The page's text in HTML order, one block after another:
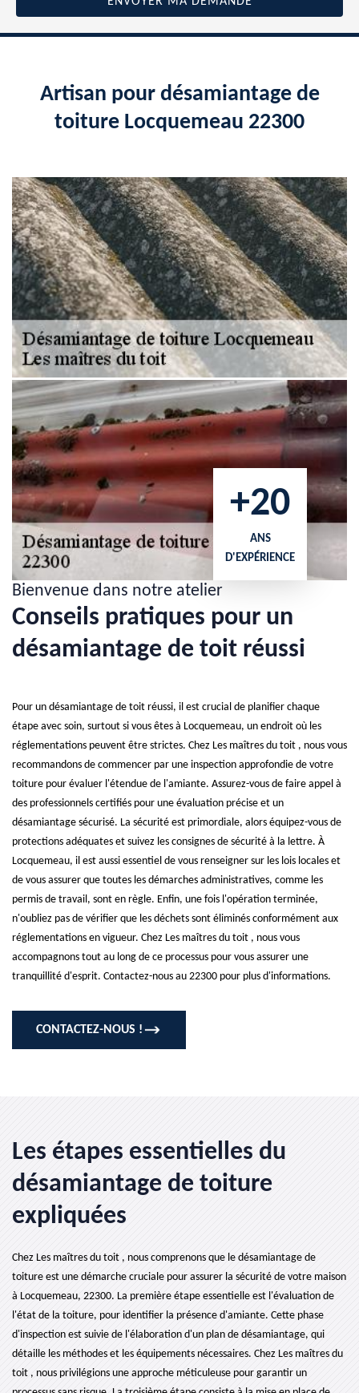
Artisan pour désamiantage de
toiture Locquemeau 22300
+20
ANS
D'EXPÉRIENCE
Bienvenue dans notre atelier
Conseils pratiques pour un
désamiantage de toit réussi
Pour un désamiantage de toit réussi, il est crucial de planifier chaque
étape avec soin, surtout si vous êtes à Locquemeau, un endroit où les
réglementations peuvent être strictes. Chez Les maîtres du toit , nous vous
recommandons de commencer par une inspection approfondie de votre
toiture pour évaluer l'étendue de l'amiante. Assurez-vous de faire appel à
des professionnels certifiés pour une évaluation précise et un
désamiantage sécurisé. La sécurité est primordiale, alors équipez-vous de
protections adéquates et suivez les consignes de sécurité à la lettre. À
Locquemeau, il est aussi essentiel de vous renseigner sur les lois locales et
de vous assurer que toutes les démarches administratives, comme les
permis de travail, sont en règle. Enfin, une fois l'opération terminée,
n'oubliez pas de vérifier que les déchets sont éliminés conformément aux
réglementations en vigueur. Chez Les maîtres du toit , nous vous
accompagnons tout au long de ce processus pour vous assurer une
tranquillité d'esprit. Contactez-nous au 22300 pour plus d'informations.
CONTACTEZ-NOUS !
Les étapes essentielles du
désamiantage de toiture
expliquées
Chez Les maîtres du toit , nous comprenons que le désamiantage de
toiture est une démarche cruciale pour assurer la sécurité de votre maison
à Locquemeau, 22300. La première étape essentielle est l'évaluation de
l'état de la toiture, pour identifier la présence d'amiante. Cette phase
d'inspection est suivie de l'élaboration d'un plan de désamiantage, qui
détaille les méthodes et les équipements nécessaires. Chez Les maîtres du
toit , nous privilégions une approche méticuleuse pour garantir un